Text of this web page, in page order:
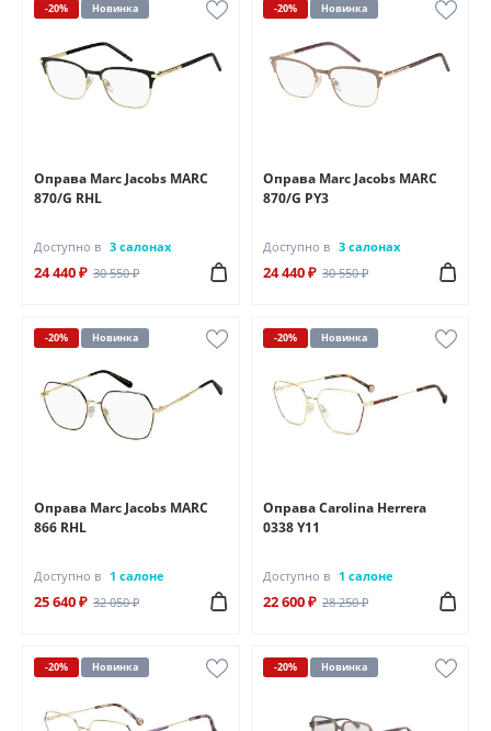
-20% Новинка
Оправа Marc Jacobs MARC
870/G RHL
Доступно в 3 салонах
24 440 ₽ 30 550 ₽
-20% Новинка
Оправа Marc Jacobs MARC
870/G PY3
Доступно в 3 салонах
24 440 ₽ 30 550 ₽
-20% Новинка
Оправа Marc Jacobs MARC
866 RHL
Доступно в 1 салоне
25 640 ₽ 32 050 ₽
-20% Новинка
Оправа Carolina Herrera
0338 Y11
Доступно в 1 салоне
22 600 ₽ 28 250 ₽
-20% Новинка -20% Новинка